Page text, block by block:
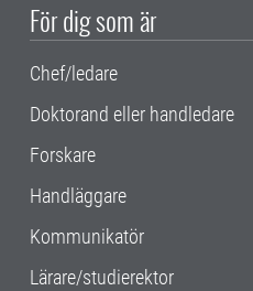
För dig som är
Chef/ledare
Doktorand eller handledare
Forskare
Handläggare
Kommunikatör
Lärare/studierektor